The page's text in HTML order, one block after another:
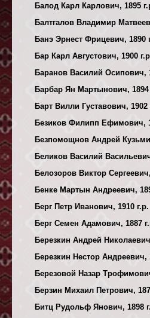
Балод Карл Карлович, 1895
Балтгалов Владимир
Банэ Эрнест Фрицевич, 1890
Бар Карл Августович, 1900
Баранов Василий Осипович,
Барбар Ян Мартынович, 1894
Барт Вилли Густавович, 1902
Безиков Филипп Ефимович,
Безпомощнов Андрей
Беликов Василий
Белозоров Виктор
Бенке Мартын Андреевич,
Берг Петр Иванович, 1910 г.р.
Берг Семен Адамович, 1887
Березкин Андрей
Березкин Нестор Андреевич,
Березовой Назар
Берзин Михаил Петрович,
Битц Рудольф Янович, 1898